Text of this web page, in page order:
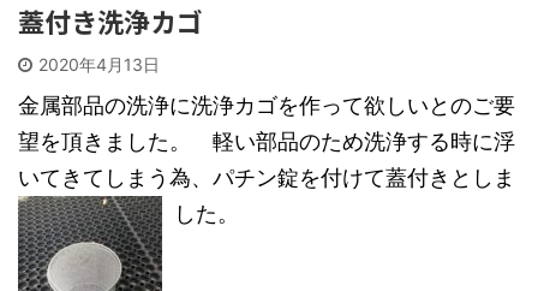
蓋付き洗浄カゴ
2020年4月13日
金属部品の洗浄に洗浄カゴを作って欲しいとのご要
望を頂きました。 軽い部品のため洗浄する時に浮
いてきてしまう為、パチン錠を付けて蓋付きとしま
した。